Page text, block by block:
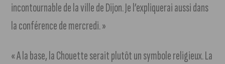
incontournable de la ville de Dijon. Je l’expliquerai aussi dans
la conférence de mercredi. »
« A la base, la Chouette serait plutôt un symbole religieux. La